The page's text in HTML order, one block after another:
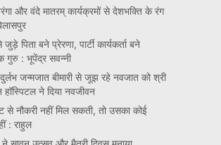
और वंदे मातरम् कार्यक्रमों से देशभक्ति के रंग
पिता बने प्रेरणा, पार्टी कार्यकर्ता बने
गुरु : भूपेंद्र सवन्नी
जन्मजात बीमारी से जूझ रहे नवजात को श्री
ने दिया नवजीवन
से नौकरी नहीं मिल सकती, तो उसका कोई
: राहुल